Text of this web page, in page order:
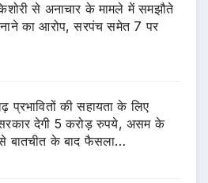
से अनाचार के मामले में समझौते
का आरोप, सरपंच समेत 7 पर
प्रभावितों की सहायता के लिए
देगी 5 करोड़ रुपये, असम के
बातचीत के बाद फैसला…